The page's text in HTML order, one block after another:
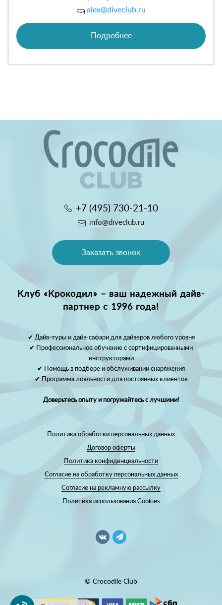
alex@diveclub.ru
Подробнее
+7 (495) 730-21-10
info@diveclub.ru
Заказать звонок
Клуб «Крокодил» – ваш надежный дайв-
партнер с 1996 года!
✔ Дайв-туры и дайв-сафари для дайверов любого уровня
✔ Профессиональное обучение с сертифицированными
инструкторами
✔ Помощь в подборе и обслуживании снаряжения
✔ Программа лояльности для постоянных клиентов
Доверьтесь опыту и погружайтесь с лучшими!
Политика обработки персональных данных
Договор оферты
Политика конфиденциальности
Согласие на обработку персональных данных
Согласие на рекламную рассылку
Политика использования Cookies
© Crocodile Club